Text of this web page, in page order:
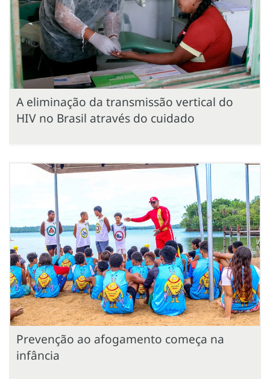
A eliminação da transmissão vertical do
HIV no Brasil através do cuidado
Prevenção ao afogamento começa na
infância